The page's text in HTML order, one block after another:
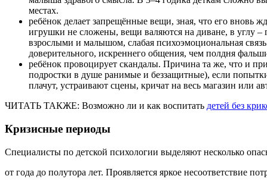
местах.
ребёнок делает запрещённые вещи, зная, что его вновь
игрушки не сложены, вещи валяются на диване, в углу
взрослыми и малышом, слабая психоэмоциональная
доверительного, искреннего общения, чем полдня
ребёнок провоцирует скандалы. Причина та же, что и
подростки в душе ранимые и беззащитные), если
плачут, устраивают сцены, кричат на весь магазин или
ЧИТАТЬ ТАКЖЕ: Возможно ли и как воспитать детей без
Кризисные периоды
Специалисты по детской психологии выделяют несколько
от года до полутора лет. Проявляется яркое несоответствие